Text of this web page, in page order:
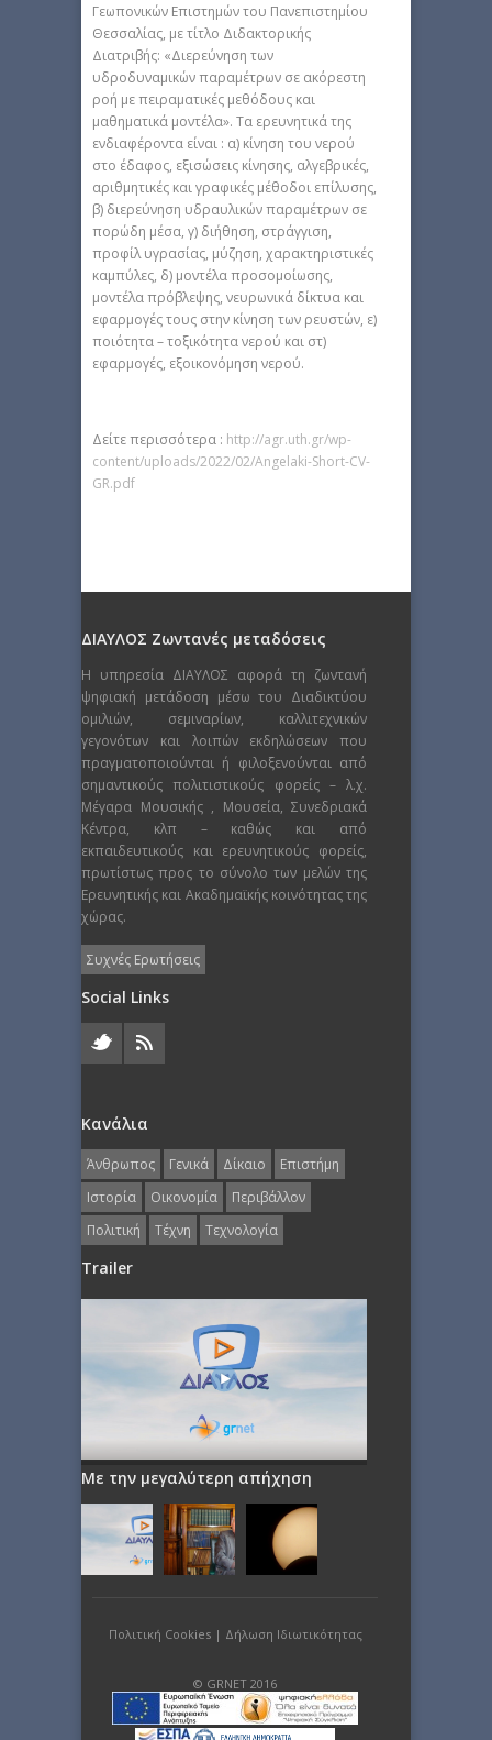
Γεωπονικών Επιστημών του Πανεπιστημίου
Θεσσαλίας, με τίτλο Διδακτορικής
Διατριβής: «Διερεύνηση των
υδροδυναμικών παραμέτρων σε ακόρεστη
ροή με πειραματικές μεθόδους και
μαθηματικά μοντέλα». Τα ερευνητικά της
ενδιαφέροντα είναι : α) κίνηση του νερού
στο έδαφος, εξισώσεις κίνησης, αλγεβρικές,
αριθμητικές και γραφικές μέθοδοι επίλυσης,
β) διερεύνηση υδραυλικών παραμέτρων σε
πορώδη μέσα, γ) διήθηση, στράγγιση,
προφίλ υγρασίας, μύζηση, χαρακτηριστικές
καμπύλες, δ) μοντέλα προσομοίωσης,
μοντέλα πρόβλεψης, νευρωνικά δίκτυα και
εφαρμογές τους στην κίνηση των ρευστών, ε)
ποιότητα – τοξικότητα νερού και στ)
εφαρμογές, εξοικονόμηση νερού.
Δείτε περισσότερα : http://agr.uth.gr/wp-
content/uploads/2022/02/Angelaki-Short-CV-
GR.pdf
ΔΙΑΥΛΟΣ Ζωντανές μεταδόσεις
Η υπηρεσία ΔΙΑΥΛΟΣ αφορά τη ζωντανή
ψηφιακή μετάδοση μέσω του Διαδικτύου
ομιλιών, σεμιναρίων, καλλιτεχνικών
γεγονότων και λοιπών εκδηλώσεων που
πραγματοποιούνται ή φιλοξενούνται από
σημαντικούς πολιτιστικούς φορείς – λ.χ.
Μέγαρα Μουσικής , Μουσεία, Συνεδριακά
Κέντρα, κλπ – καθώς και από
εκπαιδευτικούς και ερευνητικούς φορείς,
πρωτίστως προς το σύνολο των μελών της
Ερευνητικής και Ακαδημαϊκής κοινότητας της
χώρας.
Συχνές Ερωτήσεις
Social Links
Κανάλια
Άνθρωπος Γενικά Δίκαιο
Επιστήμη
Ιστορία
Οικονομία
Περιβάλλον
Πολιτική
Τέχνη Τεχνολογία
Trailer
Με την μεγαλύτερη απήχηση
Πολιτική Cookies| Δήλωση Ιδιωτικότητας
© GRNET 2016